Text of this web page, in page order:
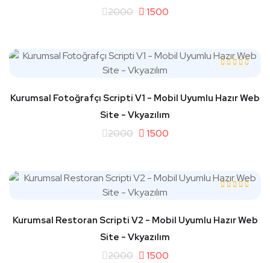
2000 1500
Kurumsal Fotoğrafçı Scripti V1 - Mobil Uyumlu Hazır Web
Site - Vkyazılım
2000 1500
Kurumsal Restoran Scripti V2 - Mobil Uyumlu Hazır Web
Site - Vkyazılım
2000 1500